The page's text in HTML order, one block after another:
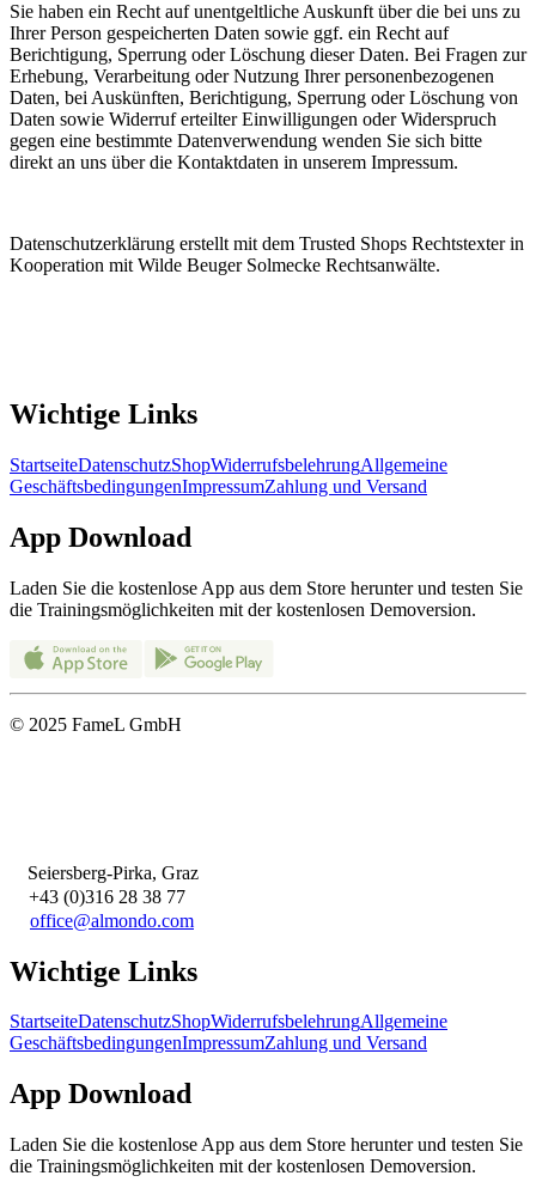
Sie haben ein Recht auf unentgeltliche Auskunft über die bei uns zu
Ihrer Person gespeicherten Daten sowie ggf. ein Recht auf
Berichtigung, Sperrung oder Löschung dieser Daten. Bei Fragen zur
Erhebung, Verarbeitung oder Nutzung Ihrer personenbezogenen
Daten, bei Auskünften, Berichtigung, Sperrung oder Löschung von
Daten sowie Widerruf erteilter Einwilligungen oder Widerspruch
gegen eine bestimmte Datenverwendung wenden Sie sich bitte
direkt an uns über die Kontaktdaten in unserem Impressum.
Datenschutzerklärung erstellt mit dem Trusted Shops Rechtstexter in
Kooperation mit Wilde Beuger Solmecke Rechtsanwälte.
Wichtige Links
StartseiteDatenschutzShopWiderrufsbelehrungAllgemeine
GeschäftsbedingungenImpressumZahlung und Versand
App Download
Laden Sie die kostenlose App aus dem Store herunter und testen Sie
die Trainingsmöglichkeiten mit der kostenlosen Demoversion.
© 2025 FameL GmbH
Seiersberg-Pirka, Graz
+43 (0)316 28 38 77
office@almondo.com
Wichtige Links
StartseiteDatenschutzShopWiderrufsbelehrungAllgemeine
GeschäftsbedingungenImpressumZahlung und Versand
App Download
Laden Sie die kostenlose App aus dem Store herunter und testen Sie
die Trainingsmöglichkeiten mit der kostenlosen Demoversion.